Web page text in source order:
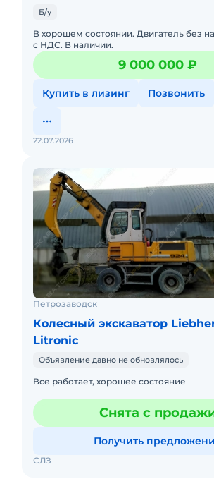
Б/у
В хорошем состоянии. Двигатель без
с НДС. В наличии.
9 000 000 ₽
Купить в лизинг Позвонить
22.07.2026
Петрозаводск
Колесный экскаватор
Litronic
Объявление давно не обновлялось
Все работает, хорошее состояние
Снята с
Получить
СЛЗ